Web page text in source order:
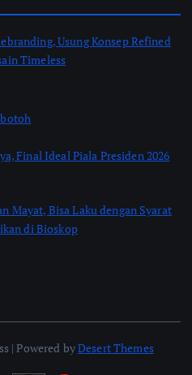
Usung Konsep Refined
Timeless
Final Ideal Piala Presiden 2026
Mayat, Bisa Laku dengan Syarat
di Bioskop
| Powered byDesert Themes